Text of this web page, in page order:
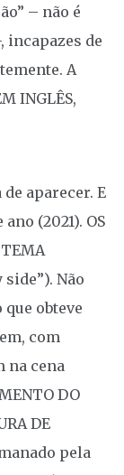
– não é
incapazes de
A
INGLÊS,
aparecer. E
(2021). OS
side”). Não
obteve
com
na cena
DO
DE
pela